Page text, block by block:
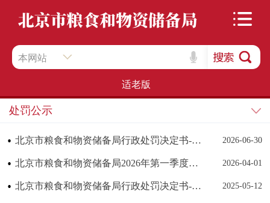
本网站
适老版
处罚公示
北京市粮食和物资储备局行政处罚决定书-京市粮罚字〔2026〕第001号 2026-06-30
北京市粮食和物资储备局2026年第一季度行政处罚情况说明 2026-04-01
北京市粮食和物资储备局行政处罚决定书-京市粮罚字〔2025〕第3号 2025-05-12